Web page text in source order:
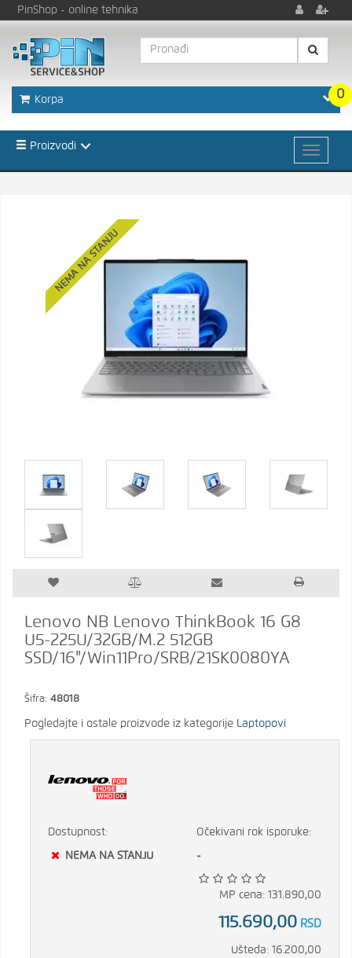
PinShop - online tehnika
0
Korpa
Proizvodi
NEMA NA STANJU
Lenovo NB Lenovo ThinkBook 16 G8
U5-225U/32GB/M.2 512GB
SSD/16"/Win11Pro/SRB/21SK0080YA
Šifra: 48018
Pogledajte i ostale proizvode iz kategorije Laptopovi
Dostupnost:
NEMA NA STANJU
Očekivani rok isporuke:
-
MP cena: 131.890,00
115.690,00 RSD
Ušteda: 16.200,00